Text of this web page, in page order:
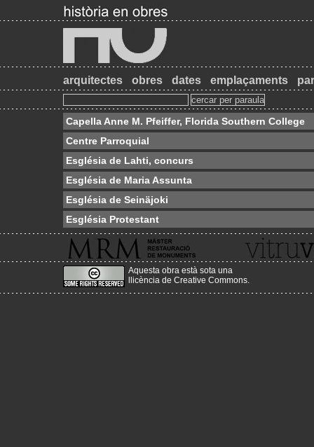
arquitectes obres dates emplaçaments
Capella Anne M. Pfeiffer, Florida Southern College
Centre Parroquial
Església de Lahti, concurs
Església de Maria Assunta
Església de Seinäjoki
Església Protestant
Aquesta obra està sota una
llicència de Creative Commons.